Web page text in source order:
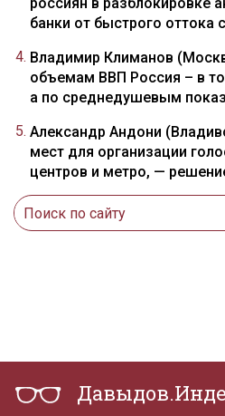
банки от быстрого оттока
Владимир Климанов
объемам ВВП Россия – в
а по среднедушевым
Александр Андони
мест для организации
центров и метро, —